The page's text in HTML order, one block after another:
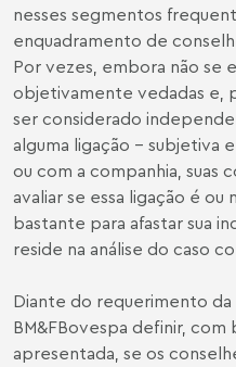
nesses segmentos
enquadramento de
Por vezes, embora não se
objetivamente vedadas e,
ser considerado
alguma ligação - subjetiva
ou com a companhia, suas
avaliar se essa ligação é
bastante para afastar sua
reside na análise do caso
Diante do requerimento da
BM&FBovespa definir,
apresentada, se os